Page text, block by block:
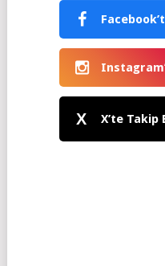
X X’te Takip